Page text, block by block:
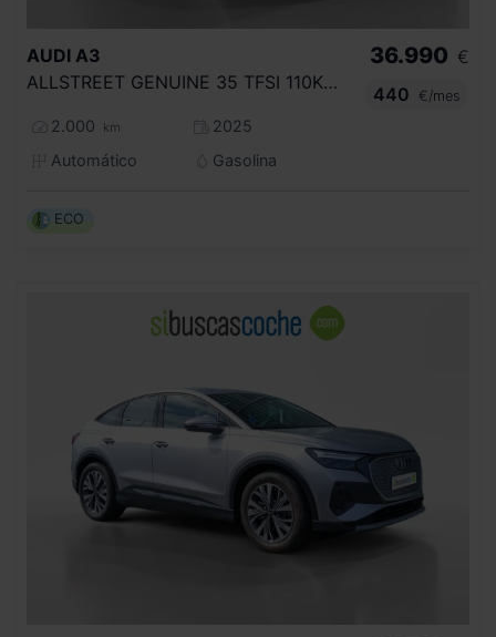
AUDI A3
ALLSTREET GENUINE 35 TFSI 110KW S TRONIC
2.000 km
2025
Automático
Gasolina
36.990 €
440
€/mes
ECO